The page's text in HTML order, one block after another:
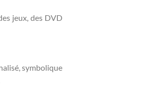
jeux, des DVD
symbolique